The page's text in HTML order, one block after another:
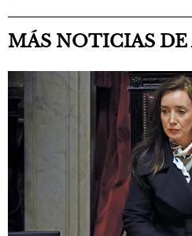
MÁS NOTICIAS